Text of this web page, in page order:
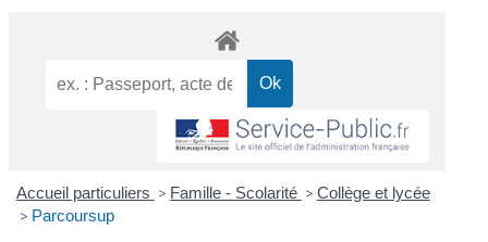
Accueil particuliers > Famille - Scolarité > Collège et lycée
> Parcoursup